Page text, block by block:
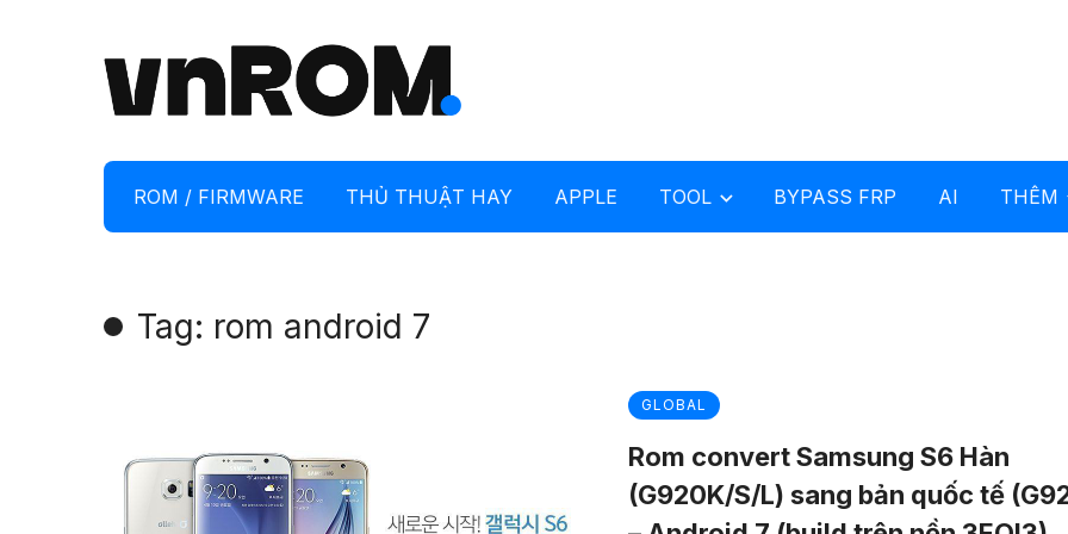
ROM / FIRMWARE THỦ THUẬT HAY APPLE TOOL BYPASS FRP AI THÊM
Tag: rom android 7
GLOBAL
Rom convert Samsung S6 Hàn
(G920K/S/L) sang bản quốc tế